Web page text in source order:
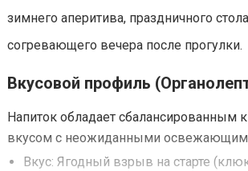
зимнего аперитива, праздничного
согревающего вечера после прогулки.
Вкусовой профиль
Напиток обладает сбалансированным
вкусом с неожиданными
Вкус: Ягодный взрыв на старте